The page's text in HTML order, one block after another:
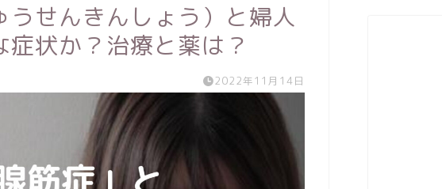
せんきんしょう）と婦人
状か？治療と薬は？
2022年11月14日